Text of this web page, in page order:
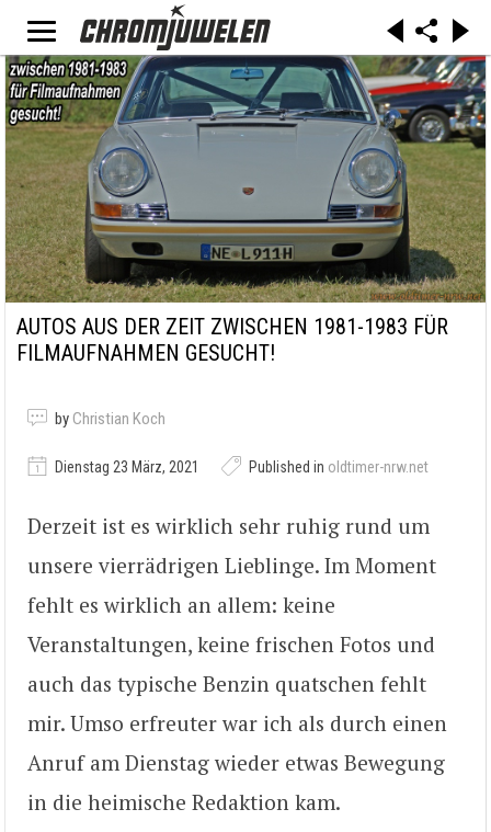
AUTOS AUS DER ZEIT ZWISCHEN 1981-1983 FÜR
FILMAUFNAHMEN GESUCHT!
by Christian Koch
Dienstag 23 März, 2021 Published in oldtimer-nrw.net
Derzeit ist es wirklich sehr ruhig rund um
unsere vierrädrigen Lieblinge. Im Moment
fehlt es wirklich an allem: keine
Veranstaltungen, keine frischen Fotos und
auch das typische Benzin quatschen fehlt
mir. Umso erfreuter war ich als durch einen
Anruf am Dienstag wieder etwas Bewegung
in die heimische Redaktion kam.